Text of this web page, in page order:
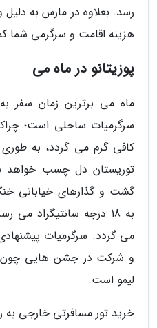
رسد. بعلاوه در مارس به
هزینه اقامت و سرگرمی شما
پوزیتانو در ماه می
ماه می برترین زمان سفر
سرگرمیات ساحلی است؛
کافی گرم می گردد، به
توریستان دل چسب خواهد
گشت و گذارهای خیابانی
به 18 درجه سانتیگراد
می گردد. سرگرمیات
و شرکت در جشن هایی چون
لیمو است.
خرید تور مسافرتی خارجی به